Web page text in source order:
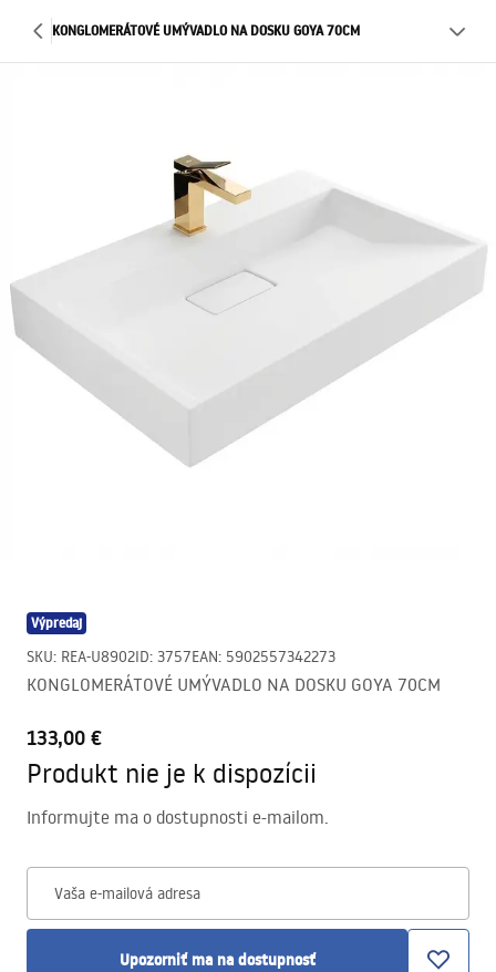
KONGLOMERÁTOVÉ UMÝVADLO NA DOSKU GOYA 70CM
Výpredaj
SKU: REA-U8902ID: 3757EAN: 5902557342273
KONGLOMERÁTOVÉ UMÝVADLO NA DOSKU GOYA 70CM
133,00 €
Produkt nie je k dispozícii
Informujte ma o dostupnosti e-mailom.
Vaša e-mailová adresa
Upozorniť ma na dostupnosť